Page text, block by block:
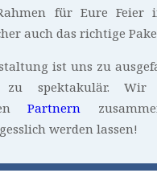
für Eure Feier
auch das richtige
ist uns zu
zu spektakulär.
Partnern
werden lassen!